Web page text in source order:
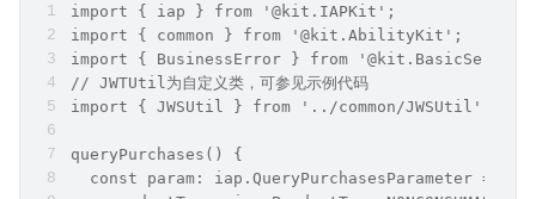
import { iap } from '@kit.IAPKit';
import { common } from '@kit.AbilityKit';
import { BusinessError } from
// JWTUtil为自定义类，可参见示例代码
import { JWSUtil } from '../common/JWSUtil';
queryPurchases() {
  const param: iap.QueryPurchasesParameter = {